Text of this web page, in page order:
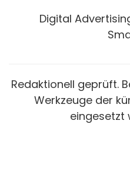
Digital
Redaktionell geprüft.
Werkzeuge der
eingesetzt